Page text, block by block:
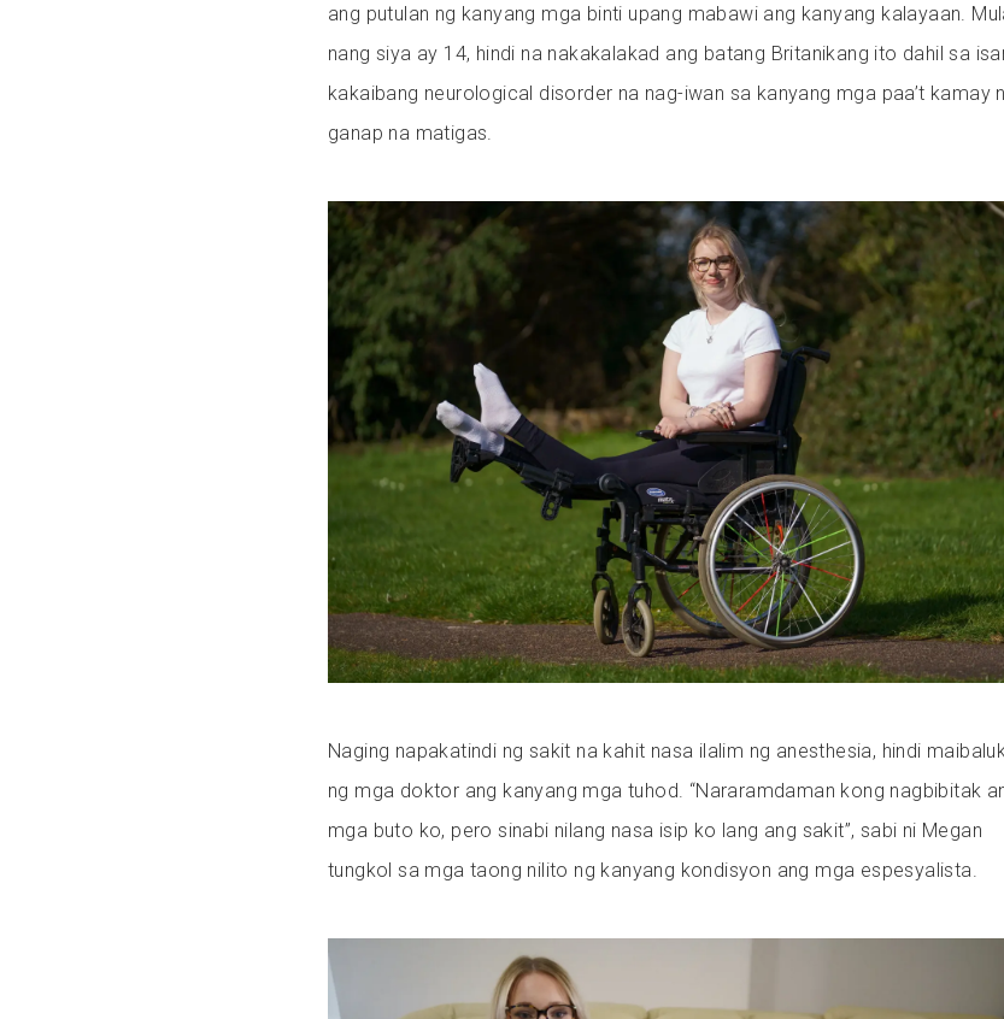
ang putulan ng kanyang mga binti upang mabawi ang kanyang kalayaan.
nang siya ay 14, hindi na nakakalakad ang batang Britanikang ito dahil sa
kakaibang neurological disorder na nag-iwan sa kanyang mga paa’t kamay
ganap na matigas.
Naging napakatindi ng sakit na kahit nasa ilalim ng anesthesia, hindi
ng mga doktor ang kanyang mga tuhod. “Nararamdaman kong nagbibitak
mga buto ko, pero sinabi nilang nasa isip ko lang ang sakit”, sabi ni Megan
tungkol sa mga taong nilito ng kanyang kondisyon ang mga espesyalista.